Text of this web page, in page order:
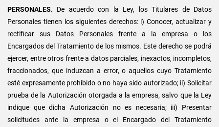
PERSONALES. De acuerdo con la Ley, los Titulares de Datos
Personales tienen los siguientes derechos: i) Conocer, actualizar y
rectificar sus Datos Personales frente a la empresa o los
Encargados del Tratamiento de los mismos. Este derecho se podrá
ejercer, entre otros frente a datos parciales, inexactos, incompletos,
fraccionados, que induzcan a error, o aquellos cuyo Tratamiento
esté expresamente prohibido o no haya sido autorizado; ii) Solicitar
prueba de la Autorización otorgada a la empresa, salvo que la Ley
indique que dicha Autorización no es necesaria; iii) Presentar
solicitudes ante la empresa o el Encargado del Tratamiento